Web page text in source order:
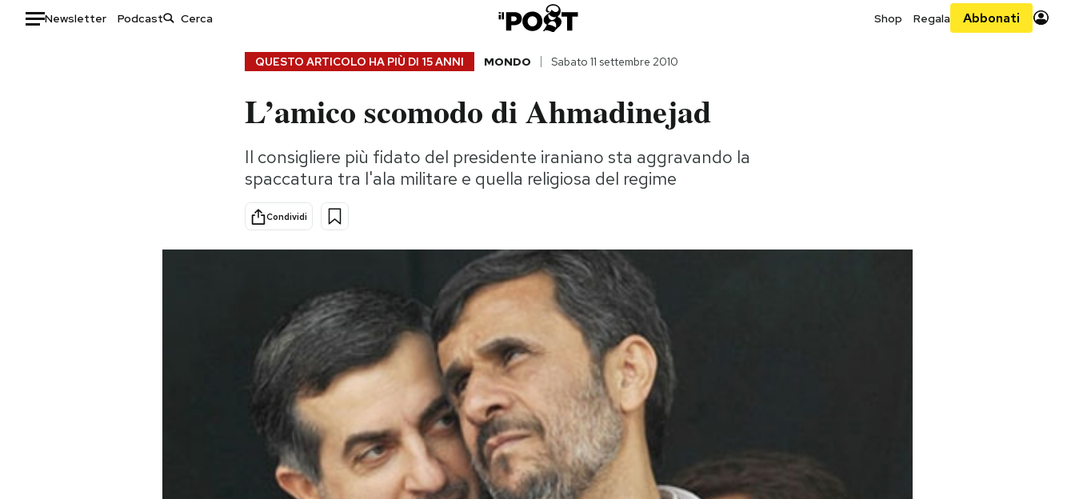
Newsletter Podcast Shop Regala Abbonati
Consumismi
Storie/Idee
Ok Boomer!
Media
Mondiali calcio 2026
QUESTO ARTICOLO HA PIÙ DI 15 ANNI MONDO Sabato 11 settembre 2010
L’amico scomodo di Ahmadinejad
Il consigliere più fidato del presidente iraniano sta aggravando la
spaccatura tra l'ala militare e quella religiosa del regime
Condividi